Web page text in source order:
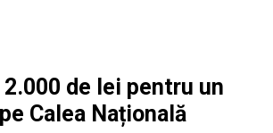
de lei pentru un
Calea Națională